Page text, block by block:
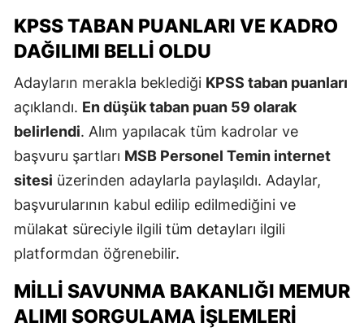
KPSS TABAN PUANLARI VE KADRO
DAĞILIMI BELLI OLDU
Adayların merakla beklediği KPSS taban puanları
açıklandı. En düşük taban puan 59 olarak
belirlendi. Alım yapılacak tüm kadrolar ve
başvuru şartları MSB Personel Temin internet
sitesi üzerinden adaylarla paylaşıldı. Adaylar,
başvurularının kabul edilip edilmediğini ve
mülakat süreciyle ilgili tüm detayları ilgili
platformdan öğrenebilir.
MILLI SAVUNMA BAKANLIĞI MEMUR
ALIMI SORGULAMA İŞLEMLERI